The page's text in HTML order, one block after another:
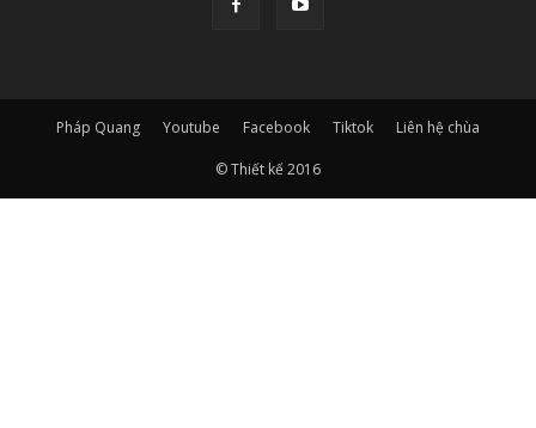
Pháp Quang Youtube Facebook Tiktok Liên hệ chùa
© Thiết kế 2016